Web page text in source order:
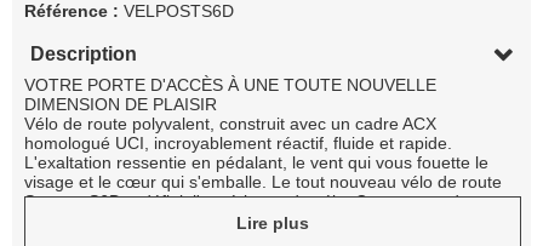
Référence : VELPOSTS6D
Description
VOTRE PORTE D'ACCÈS À UNE TOUTE NOUVELLE
DIMENSION DE PLAISIR
Vélo de route polyvalent, construit avec un cadre ACX
homologué UCI, incroyablement réactif, fluide et rapide.
L'exaltation ressentie en pédalant, le vent qui vous fouette le
visage et le cœur qui s'emballe. Le tout nouveau vélo de route
Strattos S6D redéfinit l'expérience du vélo. Conçu pour de
longues balades paisibles, le Strattos améliore le confort sans
Lire plus